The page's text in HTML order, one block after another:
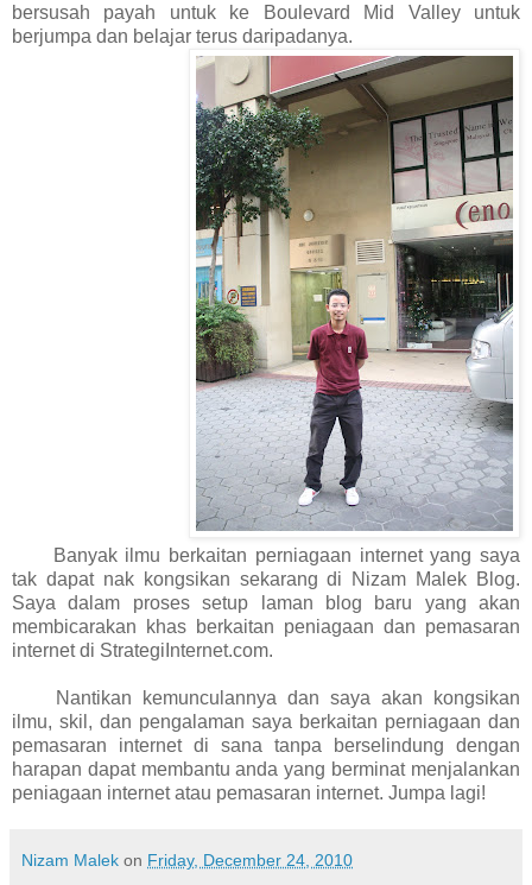
bersusah payah untuk ke Boulevard Mid Valley untuk
berjumpa dan belajar terus daripadanya.
Banyak ilmu berkaitan perniagaan internet yang saya
tak dapat nak kongsikan sekarang di Nizam Malek Blog.
Saya dalam proses setup laman blog baru yang akan
membicarakan khas berkaitan peniagaan dan pemasaran
internet di StrategiInternet.com.
Nantikan kemunculannya dan saya akan kongsikan
ilmu, skil, dan pengalaman saya berkaitan perniagaan dan
pemasaran internet di sana tanpa berselindung dengan
harapan dapat membantu anda yang berminat menjalankan
peniagaan internet atau pemasaran internet. Jumpa lagi!
Nizam Malek on Friday, December 24, 2010